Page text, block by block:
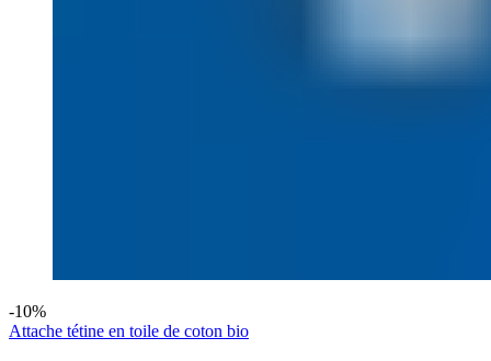
-10%
Attache tétine en toile de coton bio